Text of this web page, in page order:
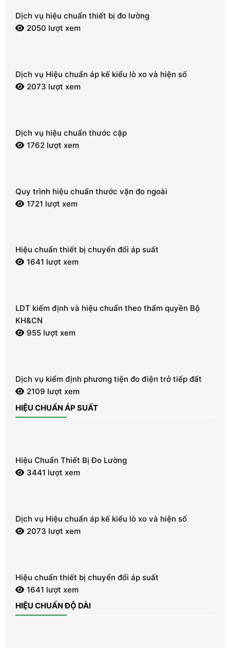
Dịch vụ hiệu chuẩn thiết bị đo lường
2050 lượt xem
Dịch vụ Hiệu chuẩn áp kế kiểu lò xo và hiện số
2073 lượt xem
Dịch vụ hiệu chuẩn thước cặp
1762 lượt xem
Quy trình hiệu chuẩn thước vặn đo ngoài
1721 lượt xem
Hiệu chuẩn thiết bị chuyển đổi áp suất
1641 lượt xem
LDT kiểm định và hiệu chuẩn theo thẩm quyền Bộ
KH&CN
955 lượt xem
Dịch vụ kiểm định phương tiện đo điện trở tiếp đất
2109 lượt xem
HIỆU CHUẨN ÁP SUẤT
Hiệu Chuẩn Thiết Bị Đo Lường
3441 lượt xem
Dịch vụ Hiệu chuẩn áp kế kiểu lò xo và hiện số
2073 lượt xem
Hiệu chuẩn thiết bị chuyển đổi áp suất
1641 lượt xem
HIỆU CHUẨN ĐỘ DÀI